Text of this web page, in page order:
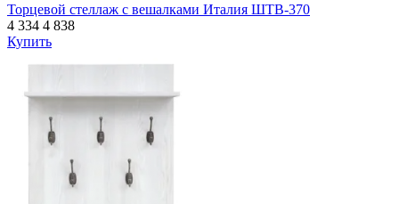
Торцевой стеллаж с вешалками Италия ШТВ-370
4 334 4 838
Купить